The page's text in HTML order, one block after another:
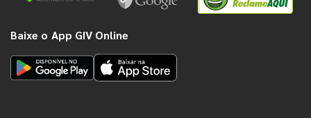
Baixe o App GIV Online